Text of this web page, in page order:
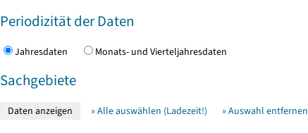
Periodizität der Daten
Jahresdaten Monats- und Vierteljahresdaten
Sachgebiete
» Alle auswählen (Ladezeit!) » Auswahl entfernen